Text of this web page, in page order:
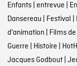
Enfants| entrevue |
Dansereau | Festival |
d'animation | Films de
Guerre | Histoire |
Jacques Godbout|